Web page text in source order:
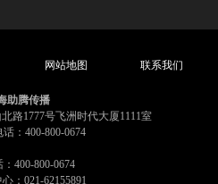
网站地图 联系我们
助腾传播
路1777号飞洲时代大厦1111室
：400-800-0674
400-800-0674
：021-62155891